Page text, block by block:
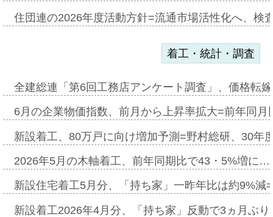
住団連の2026年度活動方針=流通市場活性化へ、検
着工・統計・調査
全建総連「第6回工務店アンケート調査」、価格転
6月の企業物価指数、前月から上昇率拡大=前年同
新設着工、80万戸に向け増加予測=野村総研、30年
2026年5月の木軸着工、前年同期比で43・5%増に…
新設住宅着工5月分、「持ち家」一昨年比は約9%
新設着工2026年4月分、「持ち家」反動で3ヵ月ぶ